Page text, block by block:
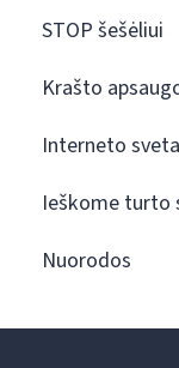
STOP šešėliui
Krašto
Interneto
Ieškome turto
Nuorodos